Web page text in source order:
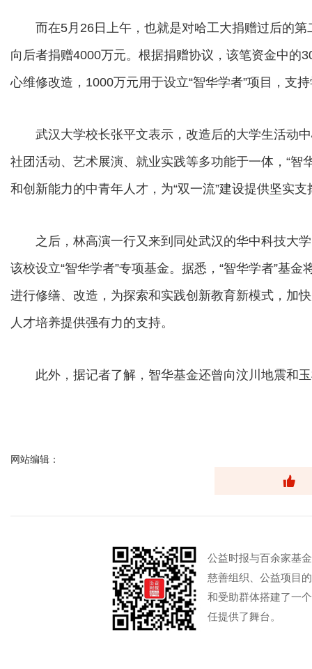
而在5月26日上午，也就是对哈工大捐赠过后的第
向后者捐赠4000万元。根据捐赠协议，该笔资金中的
心维修改造，1000万元用于设立“智华学者”项目，支
武汉大学校长张平文表示，改造后的大学生活动中
社团活动、艺术展演、就业实践等多功能于一体，“智
和创新能力的中青年人才，为“双一流”建设提供坚实支
之后，林高演一行又来到同处武汉的华中科技大学
该校设立“智华学者”专项基金。据悉，“智华学者”基
进行修缮、改造，为探索和实践创新教育新模式，加
人才培养提供强有力的支持。
此外，据记者了解，智华基金还曾向汶川地震和玉
网站编辑：
公益时报与百余家基
慈善组织、公益项目
和受助群体搭建了一
任提供了舞台。